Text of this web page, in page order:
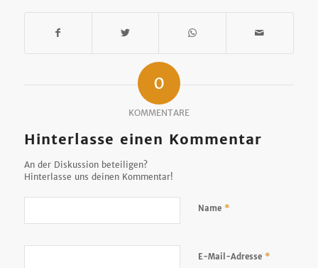
0
KOMMENTARE
Hinterlasse einen Kommentar
An der Diskussion beteiligen?
Hinterlasse uns deinen Kommentar!
Name *
E-Mail-Adresse *